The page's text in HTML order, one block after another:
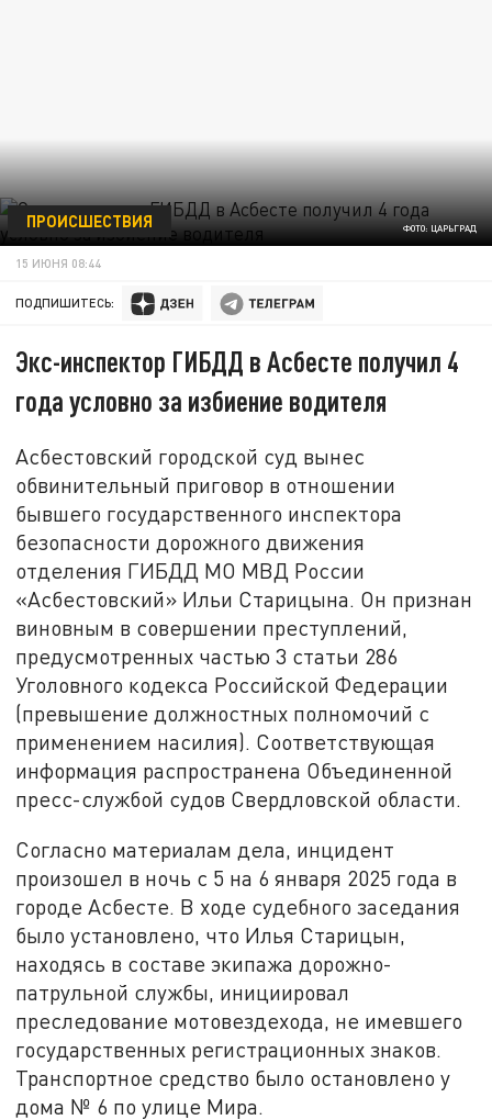
ФОТО: ЦАРЬГРАД
ПРОИСШЕСТВИЯ
15 ИЮНЯ 08:44
ПОДПИШИТЕСЬ:
Экс-инспектор ГИБДД в Асбесте получил 4
года условно за избиение водителя
Асбестовский городской суд вынес
обвинительный приговор в отношении
бывшего государственного инспектора
безопасности дорожного движения
отделения ГИБДД МО МВД России
«Асбестовский» Ильи Старицына. Он признан
виновным в совершении преступлений,
предусмотренных частью 3 статьи 286
Уголовного кодекса Российской Федерации
(превышение должностных полномочий с
применением насилия). Соответствующая
информация распространена Объединенной
пресс-службой судов Свердловской области.
Согласно материалам дела, инцидент
произошел в ночь с 5 на 6 января 2025 года в
городе Асбесте. В ходе судебного заседания
было установлено, что Илья Старицын,
находясь в составе экипажа дорожно-
патрульной службы, инициировал
преследование мотовездехода, не имевшего
государственных регистрационных знаков.
Транспортное средство было остановлено у
дома № 6 по улице Мира.